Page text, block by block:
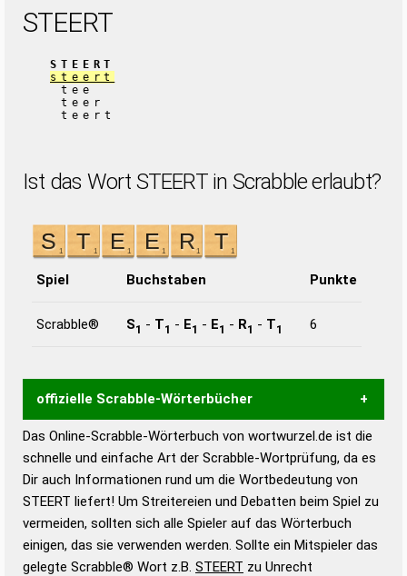
STEERT
STEERT
steert
tee
teer
teert
Ist das Wort STEERT in Scrabble erlaubt?
Spiel Buchstaben Punkte
Scrabble® S1 - T1 - E1 - E1 - R1 - T1 6
offizielle Scrabble-Wörterbücher
Wortwurzel liefert mit Hilfe eines semantischen
Wortanalyse-Algorithmus gute Anhaltspunkte zu
Wortbedeutung, Worttrennung und Wortform, um die
Gültigkeit eines Wortes für das Scrabble-Spiel zu
bestimmen!
zugelassene Turnier Scrabble-
Wörterbücher sind:
Das Online-Scrabble-Wörterbuch von wortwurzel.de ist die
schnelle und einfache Art der Scrabble-Wortprüfung, da es
Dir auch Informationen rund um die Wortbedeutung von
STEERT liefert! Um Streitereien und Debatten beim Spiel zu
vermeiden, sollten sich alle Spieler auf das Wörterbuch
einigen, das sie verwenden werden. Sollte ein Mitspieler das
gelegte Scrabble® Wort z.B. STEERT zu Unrecht